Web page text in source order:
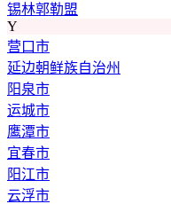
锡林郭勒盟
Y
营口市
延边朝鲜族自治州
阳泉市
运城市
鹰潭市
宜春市
阳江市
云浮市